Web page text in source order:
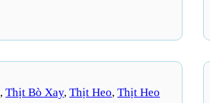
, Thịt Bò Xay, Thịt Heo, Thịt Heo